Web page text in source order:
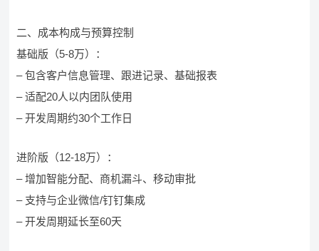
二、成本构成与预算控制
基础版（5-8万）：
– 包含客户信息管理、跟进记录、基础报表
– 适配20人以内团队使用
– 开发周期约30个工作日
进阶版（12-18万）：
– 增加智能分配、商机漏斗、移动审批
– 支持与企业微信/钉钉集成
– 开发周期延长至60天